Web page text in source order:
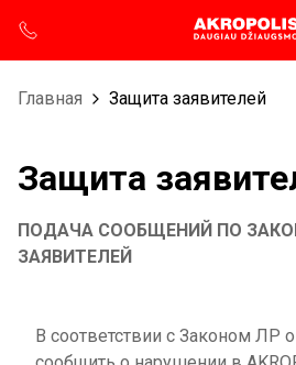
Главная Защита заявителей
Защита
ПОДАЧА СООБЩЕНИЙ ПО
ЗАЯВИТЕЛЕЙ
В соответствии с Законом ЛР